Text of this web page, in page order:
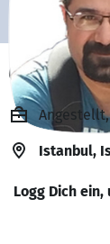
Cihan
Istanbul,
Logg Dich